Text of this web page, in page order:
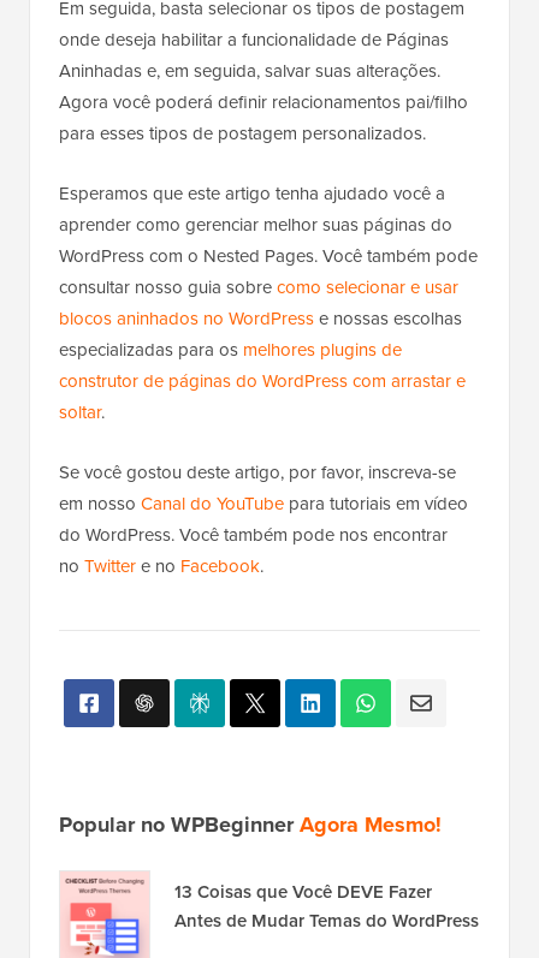
Em seguida, basta selecionar os tipos de postagem
onde deseja habilitar a funcionalidade de Páginas
Aninhadas e, em seguida, salvar suas alterações.
Agora você poderá definir relacionamentos pai/filho
para esses tipos de postagem personalizados.
Esperamos que este artigo tenha ajudado você a
aprender como gerenciar melhor suas páginas do
WordPress com o Nested Pages. Você também pode
consultar nosso guia sobrecomo selecionar e usar
blocos aninhados no WordPresse nossas escolhas
especializadas para os melhores plugins de
construtor de páginas do WordPress com arrastar e
soltar.
Se você gostou deste artigo, por favor, inscreva-se
em nosso Canal do YouTube para tutoriais em vídeo
do WordPress. Você também pode nos encontrar
no Twittere no Facebook.
Popular no WPBeginnerAgora Mesmo!
13 Coisas que Você DEVE Fazer
Antes de Mudar Temas do WordPress